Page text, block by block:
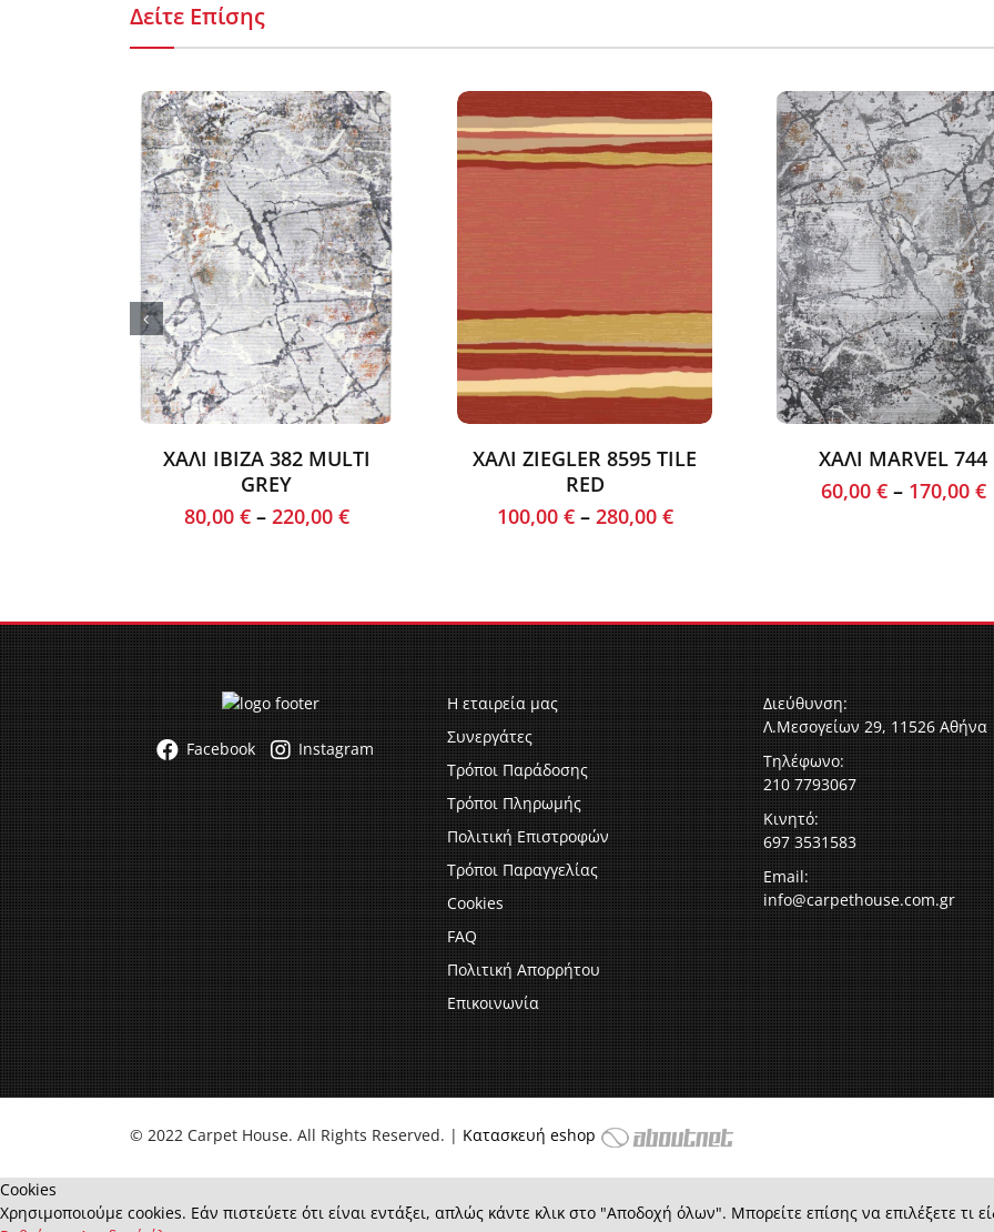
Δείτε Επίσης
ΧΑΛΙ IBIZA 382 MULTI
GREY
80,00 €– 220,00 €
ΧΑΛΙ ZIEGLER 8595 TILE
RED
100,00 €– 280,00 €
ΧΑΛΙ MARVEL 744
60,00 €– 170,00 €
Facebook Instagram
Η εταιρεία μας
Συνεργάτες
Τρόποι Παράδοσης
Τρόποι Πληρωμής
Πολιτική Επιστροφών
Τρόποι Παραγγελίας
Cookies
FAQ
Πολιτική Απορρήτου
Επικοινωνία
Διεύθυνση:
Λ.Μεσογείων 29, 11526 Αθήνα
Τηλέφωνο:
210 7793067
Κινητό:
697 3531583
Email:
info@carpethouse.com.gr
© 2022 Carpet House. All Rights Reserved. | Κατασκευή eshop
Cookies
Χρησιμοποιούμε cookies. Εάν πιστεύετε ότι είναι εντάξει, απλώς κάντε κλικ στο "Αποδοχή όλων". Μπορείτε επίσης να επιλέξετε τι